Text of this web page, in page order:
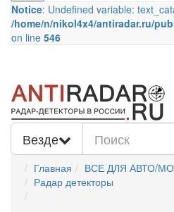
Notice: Undefined variable:
/home/n/nikol4x4/antiradar.ru/
on line 546
Везде
Главная ВСЕ ДЛЯ АВТО/
Радар детекторы